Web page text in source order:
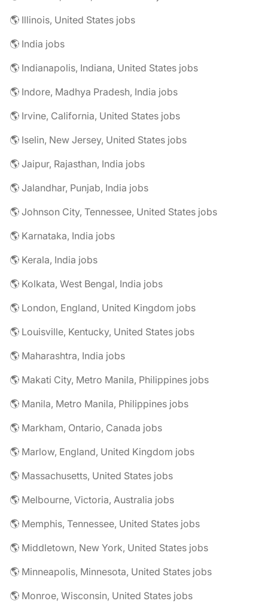
🌎 Illinois, United States jobs
🌎 India jobs
🌎 Indianapolis, Indiana, United States jobs
🌎 Indore, Madhya Pradesh, India jobs
🌎 Irvine, California, United States jobs
🌎 Iselin, New Jersey, United States jobs
🌎 Jaipur, Rajasthan, India jobs
🌎 Jalandhar, Punjab, India jobs
🌎 Johnson City, Tennessee, United States jobs
🌎 Karnataka, India jobs
🌎 Kerala, India jobs
🌎 Kolkata, West Bengal, India jobs
🌎 London, England, United Kingdom jobs
🌎 Louisville, Kentucky, United States jobs
🌎 Maharashtra, India jobs
🌎 Makati City, Metro Manila, Philippines jobs
🌎 Manila, Metro Manila, Philippines jobs
🌎 Markham, Ontario, Canada jobs
🌎 Marlow, England, United Kingdom jobs
🌎 Massachusetts, United States jobs
🌎 Melbourne, Victoria, Australia jobs
🌎 Memphis, Tennessee, United States jobs
🌎 Middletown, New York, United States jobs
🌎 Minneapolis, Minnesota, United States jobs
🌎 Monroe, Wisconsin, United States jobs